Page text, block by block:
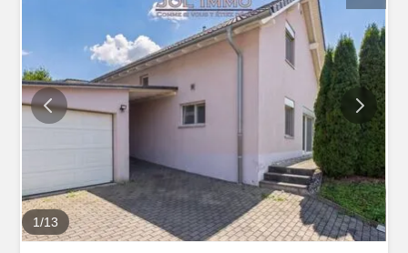
1/13